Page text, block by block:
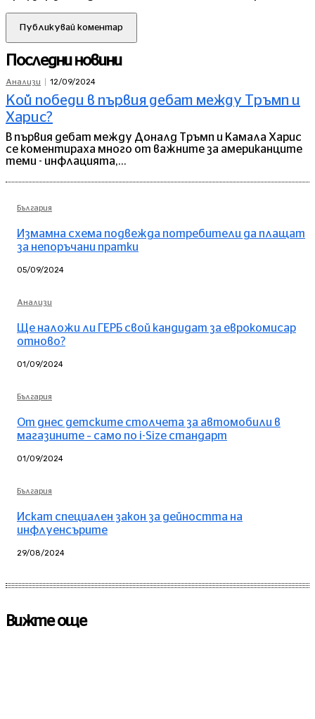
Последни новини
Анализи 12/09/2024
Кой победи в първия дебат между Тръмп и
Харис?
В първия дебат между Доналд Тръмп и Камала Харис
се коментираха много от важните за американците
теми - инфлацията,...
България
Измамна схема подвежда потребители да плащат
за непоръчани пратки
05/09/2024
Анализи
Ще наложи ли ГЕРБ свой кандидат за еврокомисар
отново?
01/09/2024
България
От днес детските столчета за автомобили в
магазините – само по i-Size стандарт
01/09/2024
България
Искат специален закон за дейността на
инфлуенсърите
29/08/2024
Вижте още